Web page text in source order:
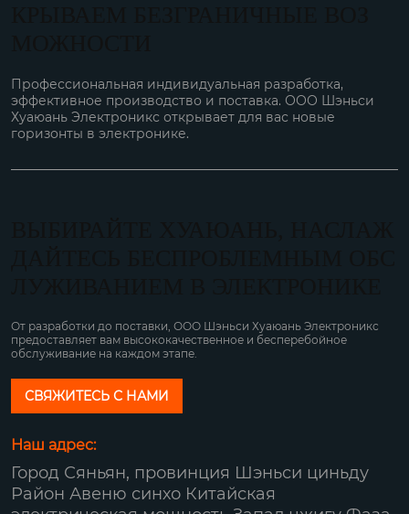
Профессиональная индивидуальная разработка,
эффективное производство и поставка. ООО Шэньси
Хуаюань Электроникс открывает для вас новые
горизонты в электронике.
От разработки до поставки, ООО Шэньси Хуаюань Электроникс
предоставляет вам высококачественное и бесперебойное
обслуживание на каждом этапе.
СВЯЖИТЕСЬ С НАМИ
Наш адрес:
Город Сяньян, провинция Шэньси циньду
Район Авеню синхо Китайская